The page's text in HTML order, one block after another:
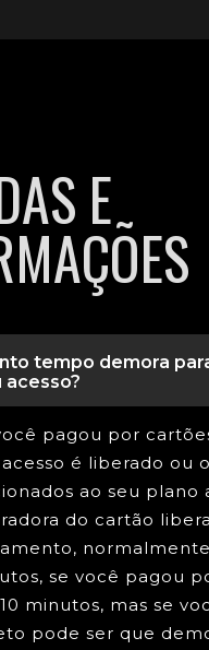
E
tempo demora
acesso?
pagou por
é liberado ou
ao seu plano
do cartão
se você pagou
minutos, mas se
pode ser que